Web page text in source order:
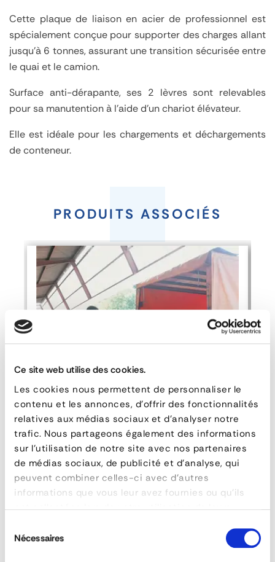
Ce site web utilise des cookies.
Les cookies nous permettent de personnaliser le
contenu et les annonces, d'offrir des fonctionnalités
relatives aux médias sociaux et d'analyser notre
trafic. Nous partageons également des informations
sur l'utilisation de notre site avec nos partenaires
de médias sociaux, de publicité et d'analyse, qui
peuvent combiner celles-ci avec d'autres
informations que vous leur avez fournies ou qu'ils
duNécessaires
Cette plaque de liaison en acier de professionnel est
spécialement conçue pour supporter des charges allant
jusqu'à 6 tonnes, assurant une transition sécurisée entre
le quai et le camion.
Surface anti-dérapante, ses 2 lèvres sont relevables
pour sa manutention à l'aide d'un chariot élévateur.
Elle est idéale pour les chargements et déchargements
de conteneur.
acier
camion
6T:
PASSDOCK
LARGE
CARACTÉRISTIQUES
référencePDL250x200x6T
capacité6 T
largeur 2000 mm
poids (kg) 450 kg
PRODUITS ASSOCIÉS
Plaque de chargement à quai HF